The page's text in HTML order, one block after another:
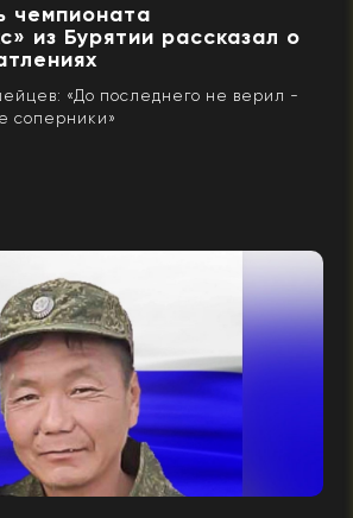
чемпионата
из Бурятии рассказал о
«До последнего не верил -
соперники»